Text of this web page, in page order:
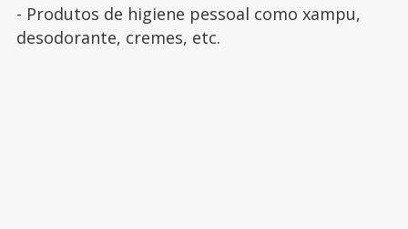
- Produtos de higiene pessoal como xampu,
desodorante, cremes, etc.